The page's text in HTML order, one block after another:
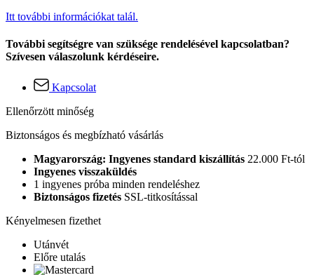
Itt további információkat talál.
További segítségre van szüksége rendelésével kapcsolatban?
Szívesen válaszolunk kérdéseire.
Kapcsolat
Ellenőrzött minőség
Biztonságos és megbízható vásárlás
Magyarország: Ingyenes standard kiszállítás 22.000 Ft-tól
Ingyenes visszaküldés
1 ingyenes próba minden rendeléshez
Biztonságos fizetés SSL-titkosítással
Kényelmesen fizethet
Utánvét
Előre utalás